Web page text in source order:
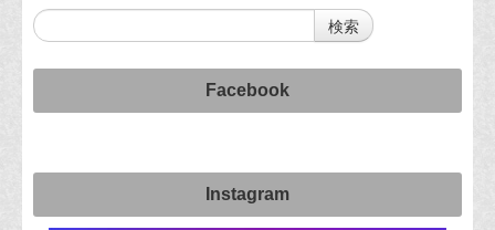
Facebook
Instagram